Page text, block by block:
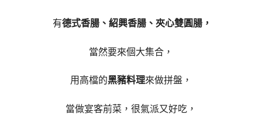
有德式香腸、紹興香腸、夾心雙圓腸，
當然要來個大集合，
用高檔的黑豬料理來做拼盤，
當做宴客前菜，很氣派又好吃，